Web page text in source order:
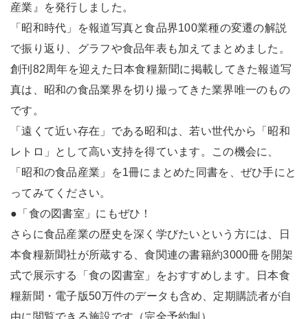
産業』を発行しました。
「昭和時代」を報道写真と食品界100業種の変遷の解説
で振り返り、グラフや食品年表も加えてまとめました。
創刊82周年を迎えた日本食糧新聞に掲載してきた報道写
真は、昭和の食品業界を切り撮ってきた業界唯一のもの
です。
「遠くて近い存在」である昭和は、若い世代から「昭和
レトロ」として高い支持を得ています。この機会に、
「昭和の食品産業」を1冊にまとめた同書を、ぜひ手にと
ってみてください。
●「食の図書室」にもぜひ！
さらに食品産業の歴史を深く学びたいという方には、日
本食糧新聞社が所蔵する、食関連の書籍約3000冊を開架
式で展示する「食の図書室」をおすすめします。日本食
糧新聞・電子版50万件のデータも含め、定期購読者が自
由に閲覧できる施設です（完全予約制）。